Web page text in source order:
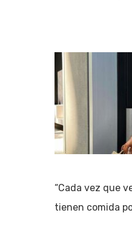
“Cada vez que
tienen comida